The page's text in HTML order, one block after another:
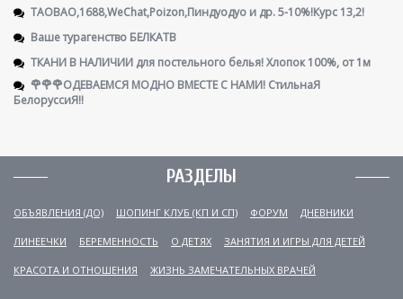
TAOBAO,1688,WeChat,Poizon,Пиндуодуо и др. 5-10%!Курс 13,2!
Ваше турагенство БЕЛКАТВ
ТКАНИ В НАЛИЧИИ для постельного белья! Хлопок 100%, от 1м
🌹🌹🌹ОДЕВАЕМСЯ МОДНО ВМЕСТЕ С НАМИ! СтильнаЯ
БелоруссиЯ‼
РАЗДЕЛЫ
ОБЪЯВЛЕНИЯ (ДО) ШОПИНГ КЛУБ (КП И СП) ФОРУМ ДНЕВНИКИ
ЛИНЕЕЧКИ БЕРЕМЕННОСТЬ О ДЕТЯХ ЗАНЯТИЯ И ИГРЫ ДЛЯ ДЕТЕЙ
КРАСОТА И ОТНОШЕНИЯ ЖИЗНЬ ЗАМЕЧАТЕЛЬНЫХ ВРАЧЕЙ